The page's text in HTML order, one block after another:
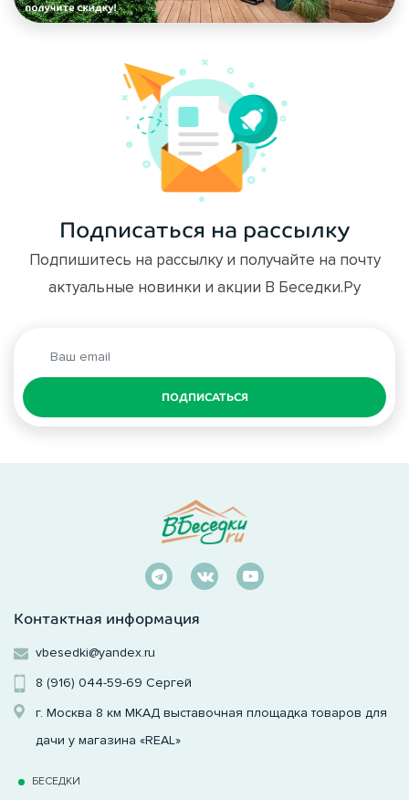
Подписаться на рассылку
Подпишитесь на рассылку и получайте на почту
актуальные новинки и акции В Беседки.Ру
ПОДПИСАТЬСЯ
Контактная информация
vbesedki@yandex.ru
8 (916) 044-59-69 Сергей
г. Москва 8 км МКАД выставочная площадка товаров для
дачи у магазина «REAL»
БЕСЕДКИ